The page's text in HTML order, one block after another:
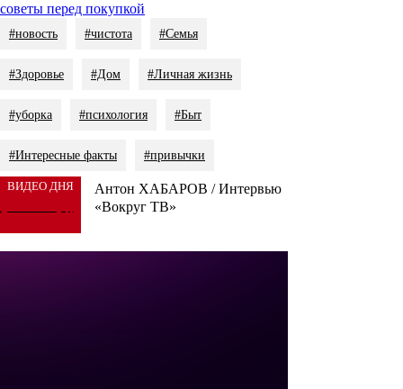
советы перед покупкой
#новость #чистота #Семья
#Здоровье #Дом #Личная жизнь
#уборка #психология #Быт
#Интересные факты #привычки
ВИДЕО ДНЯ
Антон ХАБАРОВ / Интервью
«Вокруг ТВ»